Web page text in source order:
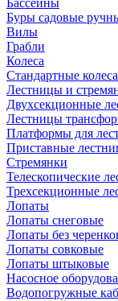
Бассейны
Буры садовые
Вилы
Грабли
Колеса
Стандартные колеса
Лестницы и
Двухсекционные
Лестницы
Платформы для
Приставные
Стремянки
Телескопические
Трехсекционные
Лопаты
Лопаты снеговые
Лопаты без
Лопаты совковые
Лопаты штыковые
Насосное
Водопогружные